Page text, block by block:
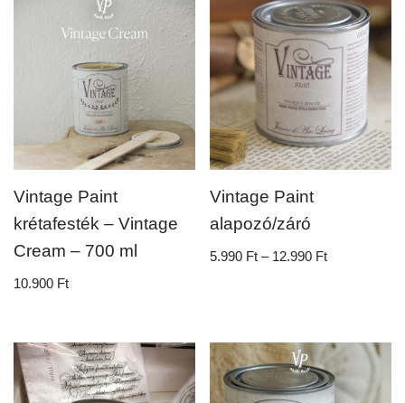
Vintage Paint
krétafesték – Vintage
Cream – 700 ml
10.900 Ft
Vintage Paint
alapozó/záró
5.990 Ft – 12.990 Ft